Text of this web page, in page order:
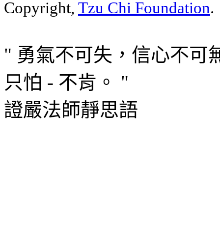
Copyright, Tzu Chi Foundation.
" 勇氣不可失，信心不可
只怕 - 不肯。 "
證嚴法師靜思語